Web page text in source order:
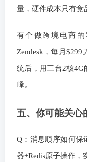
量，硬件成本只有竞
有个做跨境电商
Zendesk，每月
统后，用三台2核4G
峰。
五、你可能关心
Q：消息顺序如何保
器+Redis原子操作，